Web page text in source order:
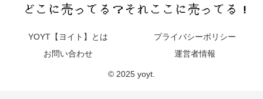
YOYT【ヨイト】とは
プライバシーポリシー
お問い合わせ
運営者情報
© 2025 yoyt.